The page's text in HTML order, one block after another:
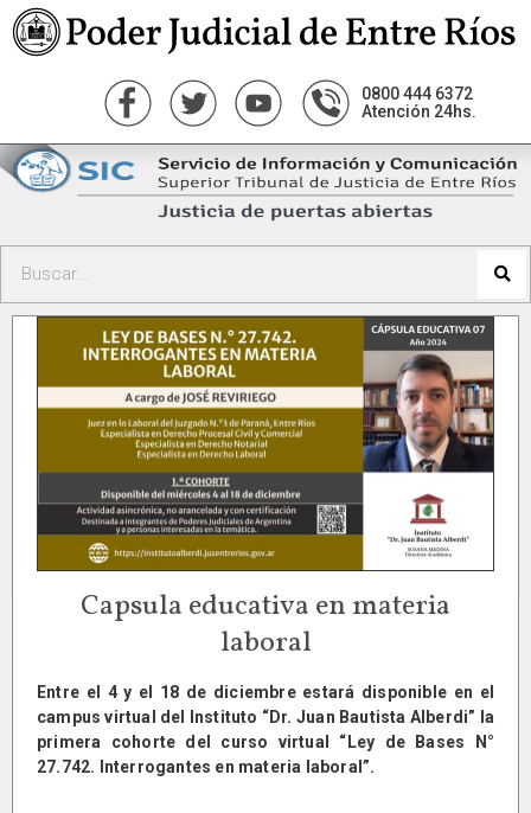
0800 444 6372
Atención 24hs.
Capsula educativa en materia
laboral
Entre el 4 y el 18 de diciembre estará disponible en el
campus virtual del Instituto “Dr. Juan Bautista Alberdi” la
primera cohorte del curso virtual “Ley de Bases N°
27.742. Interrogantes en materia laboral”.